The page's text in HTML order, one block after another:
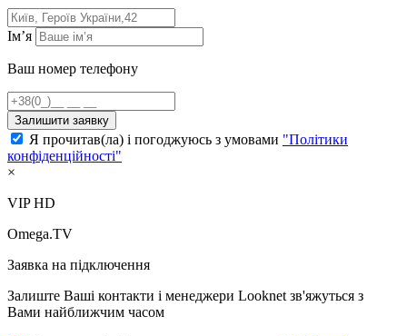
Ім’я
Ваш номер телефону
Залишити заявку
Я прочитав(ла) і погоджуюсь з умовами "Політики
конфіденційності"
×
VIP HD
Omega.TV
Заявка на підключення
Залиште Ваші контакти і менеджери Looknet зв'яжуться з
Вами найближчим часом